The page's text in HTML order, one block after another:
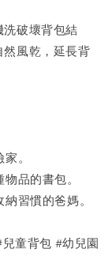
破壞背包結
風乾，延長背
。
品的書包。
習慣的爸媽。
童背包 #幼兒園